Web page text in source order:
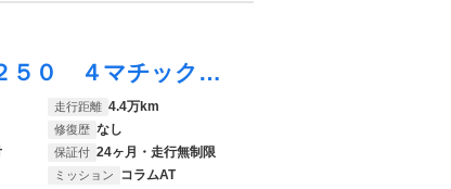
ＣＬＡクラス シューティングブレーク ＣＬＡ２５０ ４マチックＳＢ ＡＭＧレザエクスクルＰ 弊社下取り／アドバンスドパッケージ／ＡＭＧライン／パノラミックスライディングルーフ／本革シート／純正ドライブレコーダー／電動シート（メモリ付）／アンビエントライト（６４色）／電動トランク／ヘッドアップ
走行距離 4.4万km
修復歴 なし
保証付 24ヶ月・走行無制限
ミッション コラムAT